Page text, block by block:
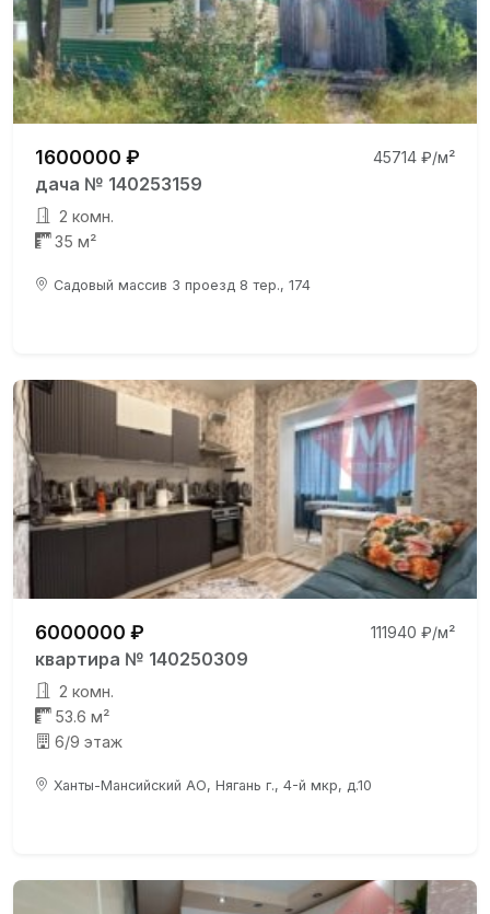
1600000 ₽ 45714 ₽/м²
дача № 140253159
2 комн.
35 м²
Садовый массив 3 проезд 8 тер., 174
6000000 ₽ 111940 ₽/м²
квартира № 140250309
2 комн.
53.6 м²
6/9 этаж
Ханты-Мансийский АО, Нягань г., 4-й мкр, д.10